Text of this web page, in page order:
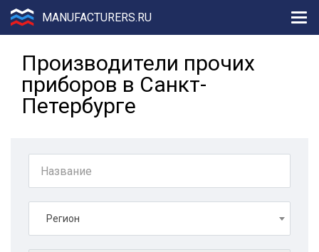
MANUFACTURERS.RU
Производители прочих
приборов в Санкт-
Петербурге
Регион